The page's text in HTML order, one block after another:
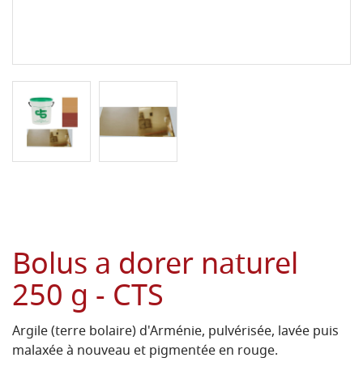
Bolus a dorer naturel
250 g - CTS
Argile (terre bolaire) d'Arménie, pulvérisée, lavée puis
malaxée à nouveau et pigmentée en rouge.